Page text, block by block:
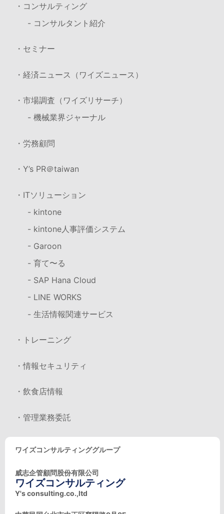
・コンサルティング
- コンサルタント紹介
・セミナー
・経済ニュース（ワイズニュース）
・市場調査（ワイズリサーチ）
- 機械業界ジャーナル
・労務顧問
・Y’s PR＠taiwan
・ITソリューション
- kintone
- kintone人事評価システム
- Garoon
- 育て〜る
- SAP Hana Cloud
- LINE WORKS
- 生活情報関連サービス
・トレーニング
・情報セキュリティ
・飲食店情報
・管理業務委託
ワイズコンサルティンググループ
威志企管顧問股份有限公司
ワイズコンサルティング
Y's consulting.co.,ltd